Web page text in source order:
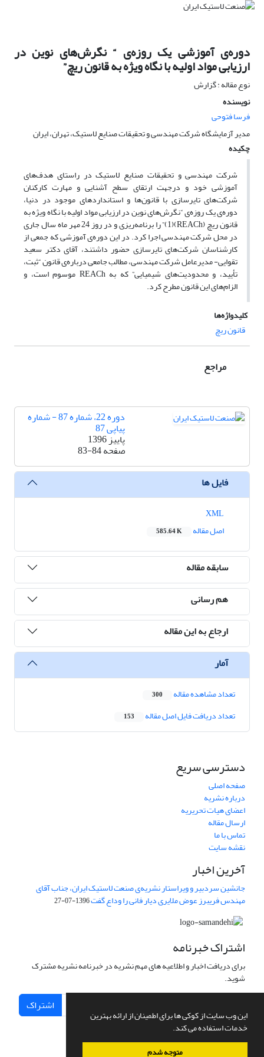
این وب سایت از کوکی ها برای اطمینان از ارائه بهترین
خدمات استفاده می کند.
متوجه شدم
دوره‌ی آموزشی یک روزه‌ی “ نگرش‌های نوین در
ارزیابی مواد اولیه با نگاه ویژه به قانون ریچ”
نوع مقاله : گزارش
نویسنده
فرسا فتوحی
مدیر آزمایشگاه شرکت مهندسی و تحقیقات صنایع لاستیک،‌ تهران، ایران
چکیده
شرکت مهندسی و تحقیقات صنایع لاستیک در راستای هدف‌های
آموزشی خود و درجهت ارتقای سطح آشنایی و مهارت کارکنان
شرکت‌های تایرسازی با قانون‌ها و استانداردهای موجود در دنیا،
دوره‌ی یک روزه‌ی “نگرش‌های نوین در ارزیابی مواد اولیه با نگاه ویژه به
قانون ریچ (REACh)(1)” را برنامه‌ریزی و در روز 24 مهر ماه سال جاری
در محل شرکت مهندسی اجرا کرد. در این دوره‌ی آموزشی که جمعی از
کارشناسان شرکت‌های تایرسازی حضور داشتند، آقای دکتر سعید
تقوایی- مدیرعامل شرکت مهندسی، مطالب جامعی درباره‌ی قانون “ثبت،
تأیید، و محدودیت‌های شیمیایی” که به REACh موسوم است، و
الزام‌های این قانون مطرح کرد.
کلیدواژه‌ها
قانون ریچ
مراجع
دوره 22، شماره 87 - شماره
پیاپی 87
پاییز 1396
صفحه83-84
فایل ها
اصل مقاله
585.64 K
سابقه مقاله
هم رسانی
ارجاع به این مقاله
آمار
تعداد مشاهده مقاله 300
تعداد دریافت فایل اصل مقاله 153
دسترسی سریع
صفحه اصلی
درباره نشریه
اعضای هیات تحریریه
ارسال مقاله
تماس با ما
نقشه سایت
آخرین اخبار
جانشین سردبیر و ویراستار نشریه‌ی صنعت لاستیک ایران، جناب آقای
مهندس فریبرز عوض ملایری دیار فانی را وداع گفت1396-07-27
اشتراک خبرنامه
برای دریافت اخبار و اطلاعیه های مهم نشریه در خبرنامه نشریه مشترک
شوید.
اشتراک